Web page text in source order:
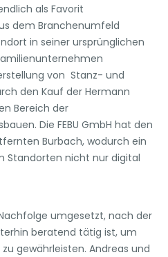
als Favorit
dem Branchenumfeld
in seiner ursprünglichen
von Stanz- und
den Kauf der Hermann
Bereich der
Die FEBU GmbH hat den
Burbach, wodurch ein
Standorten nicht nur digital
umgesetzt, nach der
beratend tätig ist, um
gewährleisten. Andreas und